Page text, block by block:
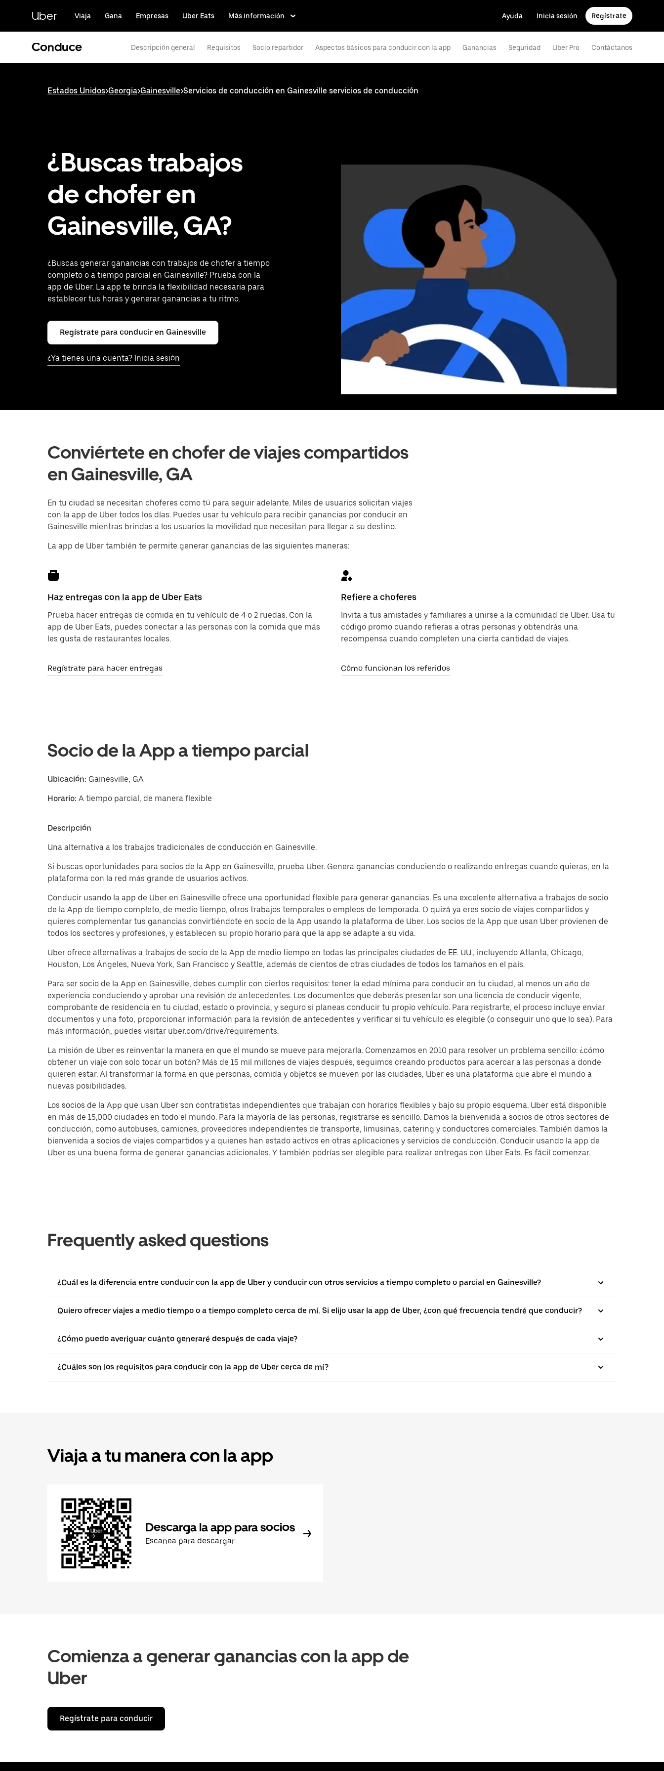
contenido
principal
Uber Viaja Gana Empresas Uber Eats Más información Ayuda Inicia sesión Regístrate
Conduce Descripción general Requisitos Socio repartidor Aspectos básicos para conducir con la app Ganancias Seguridad Uber Pro Contáctanos
Estados Unidos>Georgia>Gainesville>Servicios de conducción en Gainesville servicios de conducción
¿Buscas trabajos
de chofer en
Gainesville, GA?
¿Buscas generar ganancias con trabajos de chofer a tiempo
completo o a tiempo parcial en Gainesville? Prueba con la
app de Uber. La app te brinda la flexibilidad necesaria para
establecer tus horas y generar ganancias a tu ritmo.
Regístrate para conducir en Gainesville
¿Ya tienes una cuenta? Inicia sesión
Conviértete en chofer de viajes compartidos
en Gainesville, GA
En tu ciudad se necesitan choferes como tú para seguir adelante. Miles de usuarios solicitan viajes
con la app de Uber todos los días. Puedes usar tu vehículo para recibir ganancias por conducir en
Gainesville mientras brindas a los usuarios la movilidad que necesitan para llegar a su destino.
La app de Uber también te permite generar ganancias de las siguientes maneras:
Haz entregas con la app de Uber Eats
Prueba hacer entregas de comida en tu vehículo de 4 o 2 ruedas. Con la
app de Uber Eats, puedes conectar a las personas con la comida que más
les gusta de restaurantes locales.
Regístrate para hacer entregas
Refiere a choferes
Invita a tus amistades y familiares a unirse a la comunidad de Uber. Usa tu
código promo cuando refieras a otras personas y obtendrás una
recompensa cuando completen una cierta cantidad de viajes.
Cómo funcionan los referidos
Socio de la App a tiempo parcial
Ubicación: Gainesville, GA
Horario: A tiempo parcial, de manera flexible
Descripción
Una alternativa a los trabajos tradicionales de conducción en Gainesville.
Si buscas oportunidades para socios de la App en Gainesville, prueba Uber. Genera ganancias conduciendo o realizando entregas cuando quieras, en la
plataforma con la red más grande de usuarios activos.
Conducir usando la app de Uber en Gainesville ofrece una oportunidad flexible para generar ganancias. Es una excelente alternativa a trabajos de socio
de la App de tiempo completo, de medio tiempo, otros trabajos temporales o empleos de temporada. O quizá ya eres socio de viajes compartidos y
quieres complementar tus ganancias convirtiéndote en socio de la App usando la plataforma de Uber. Los socios de la App que usan Uber provienen de
todos los sectores y profesiones, y establecen su propio horario para que la app se adapte a su vida.
Uber ofrece alternativas a trabajos de socio de la App de medio tiempo en todas las principales ciudades de EE. UU., incluyendo Atlanta, Chicago,
Houston, Los Ángeles, Nueva York, San Francisco y Seattle, además de cientos de otras ciudades de todos los tamaños en el país.
Para ser socio de la App en Gainesville, debes cumplir con ciertos requisitos: tener la edad mínima para conducir en tu ciudad, al menos un año de
experiencia conduciendo y aprobar una revisión de antecedentes. Los documentos que deberás presentar son una licencia de conducir vigente,
comprobante de residencia en tu ciudad, estado o provincia, y seguro si planeas conducir tu propio vehículo. Para registrarte, el proceso incluye enviar
documentos y una foto, proporcionar información para la revisión de antecedentes y verificar si tu vehículo es elegible (o conseguir uno que lo sea). Para
más información, puedes visitar uber.com/drive/requirements.
La misión de Uber es reinventar la manera en que el mundo se mueve para mejorarla. Comenzamos en 2010 para resolver un problema sencillo: ¿cómo
obtener un viaje con solo tocar un botón? Más de 15 mil millones de viajes después, seguimos creando productos para acercar a las personas a donde
quieren estar. Al transformar la forma en que personas, comida y objetos se mueven por las ciudades, Uber es una plataforma que abre el mundo a
nuevas posibilidades.
Los socios de la App que usan Uber son contratistas independientes que trabajan con horarios flexibles y bajo su propio esquema. Uber está disponible
en más de 15,000 ciudades en todo el mundo. Para la mayoría de las personas, registrarse es sencillo. Damos la bienvenida a socios de otros sectores de
conducción, como autobuses, camiones, proveedores independientes de transporte, limusinas, catering y conductores comerciales. También damos la
bienvenida a socios de viajes compartidos y a quienes han estado activos en otras aplicaciones y servicios de conducción. Conducir usando la app de
Uber es una buena forma de generar ganancias adicionales. Y también podrías ser elegible para realizar entregas con Uber Eats. Es fácil comenzar.
Frequently asked questions
¿Cuál es la diferencia entre conducir con la app de Uber y conducir con otros servicios a tiempo completo o parcial en Gainesville?
Quiero ofrecer viajes a medio tiempo o a tiempo completo cerca de mí. Si elijo usar la app de Uber, ¿con qué frecuencia tendré que conducir?
¿Cómo puedo averiguar cuánto generaré después de cada viaje?
¿Cuáles son los requisitos para conducir con la app de Uber cerca de mí?
Viaja a tu manera con la app
Descarga la app para socios
Escanea para descargar
Comienza a generar ganancias con la app de
Uber
Regístrate para conducir